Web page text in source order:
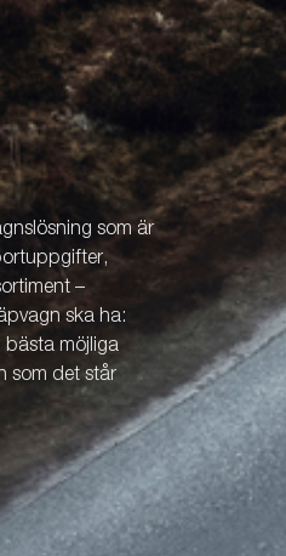
som är
–
ska ha:
bästa möjliga
som det står